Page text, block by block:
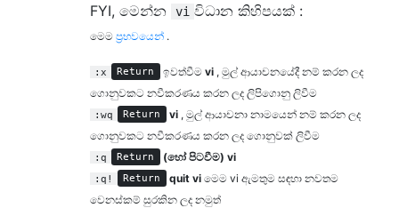
FYI, මෙන්න vi විධාන කිහිපයක් :
මෙම ප්‍රභවයෙන් .
:x Return ඉවත්වීම vi, මුල් ආයාචනයේදී නම් කරන ලද
ගොනුවකට නවීකරණය කරන ලද ලිපිගොනු ලිවීම
:wq Return vi, මුල් ආයාචනා නාමයෙන් නම් කරන ලද
ගොනුවකට නවීකරණය කරන ලද ගොනුවක් ලිවීම
:q Return (හෝ පිටවීම) vi
:q! Return quit viමෙම vi ඇමතුම සඳහා නවතම
වෙනස්කම් සුරකින ලද නමුත්